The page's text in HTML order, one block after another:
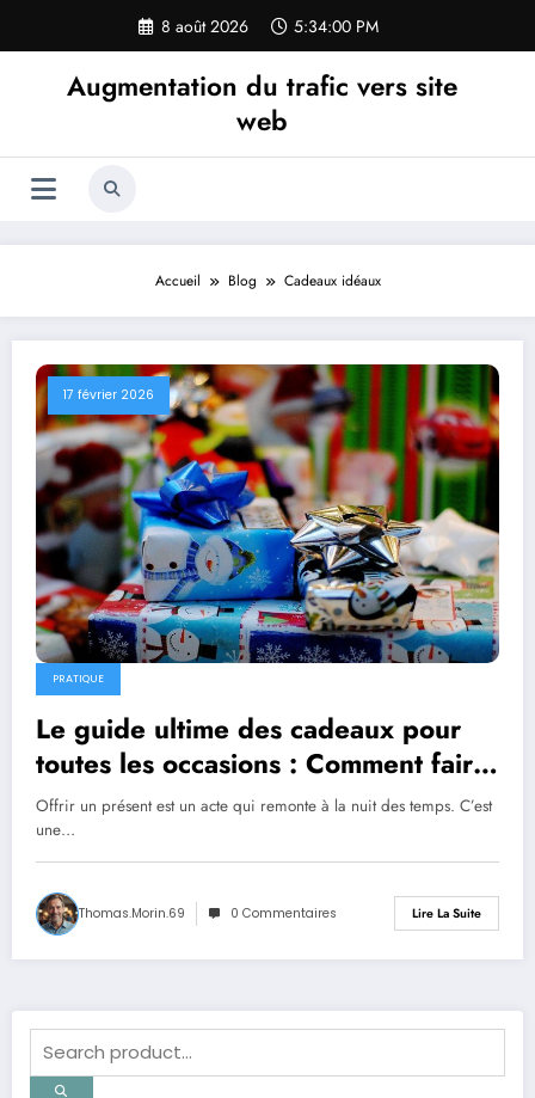
contenu
8 août 2026 5:34:01 PM
Augmentation du trafic vers site
web
Accueil Blog Cadeaux idéaux
17 février 2026
PRATIQUE
Le guide ultime des cadeaux pour
toutes les occasions : Comment faire
plaisir à coup sûr en 2026
Offrir un présent est un acte qui remonte à la nuit des temps. C’est
une…
Thomas.Morin.69 0 Commentaires Lire La Suite